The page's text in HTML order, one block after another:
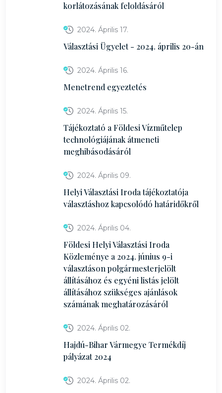
korlátozásának feloldásáról
2024. Április 17.
Választási Ügyelet - 2024. április 20-án
2024. Április 16.
Menetrend egyeztetés
2024. Április 15.
Tájékoztató a Földesi Vízműtelep
technológiájának átmeneti
meghibásodásáról
2024. Április 09.
Helyi Választási Iroda tájékoztatója
választáshoz kapcsolódó határidőkről
2024. Április 04.
Földesi Helyi Választási Iroda
Közleménye a 2024. június 9-i
választáson polgármesterjelölt
állításához és egyéni listás jelölt
állításához szükséges ajánlások
számának meghatározásáról
2024. Április 02.
Hajdú-Bihar Vármegye Termékdíj
pályázat 2024
2024. Április 02.